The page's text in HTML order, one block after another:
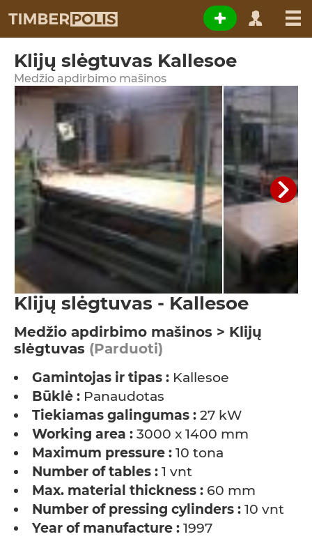
Klijų slėgtuvas Kallesoe
Medžio apdirbimo mašinos
Klijų slėgtuvas - Kallesoe
Medžio apdirbimo mašinos > Klijų
slėgtuvas (Parduoti)
Gamintojas ir tipas : Kallesoe
Būklė : Panaudotas
Tiekiamas galingumas : 27 kW
Working area : 3000 x 1400 mm
Maximum pressure : 10 tona
Number of tables : 1 vnt
Max. material thickness : 60 mm
Number of pressing cylinders : 10 vnt
Year of manufacture : 1997